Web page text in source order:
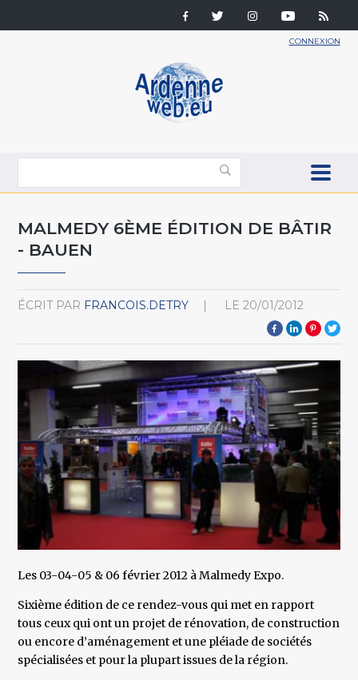
CONNEXION
MALMEDY 6ÈME ÉDITION DE BÂTIR
- BAUEN
ÉCRIT PAR FRANCOIS.DETRY LE 20/01/2012
Les 03-04-05 & 06 février 2012 à Malmedy Expo.
Sixième édition de ce rendez-vous qui met en rapport
tous ceux qui ont un projet de rénovation, de construction
ou encore d’aménagement et une pléiade de sociétés
spécialisées et pour la plupart issues de la région.